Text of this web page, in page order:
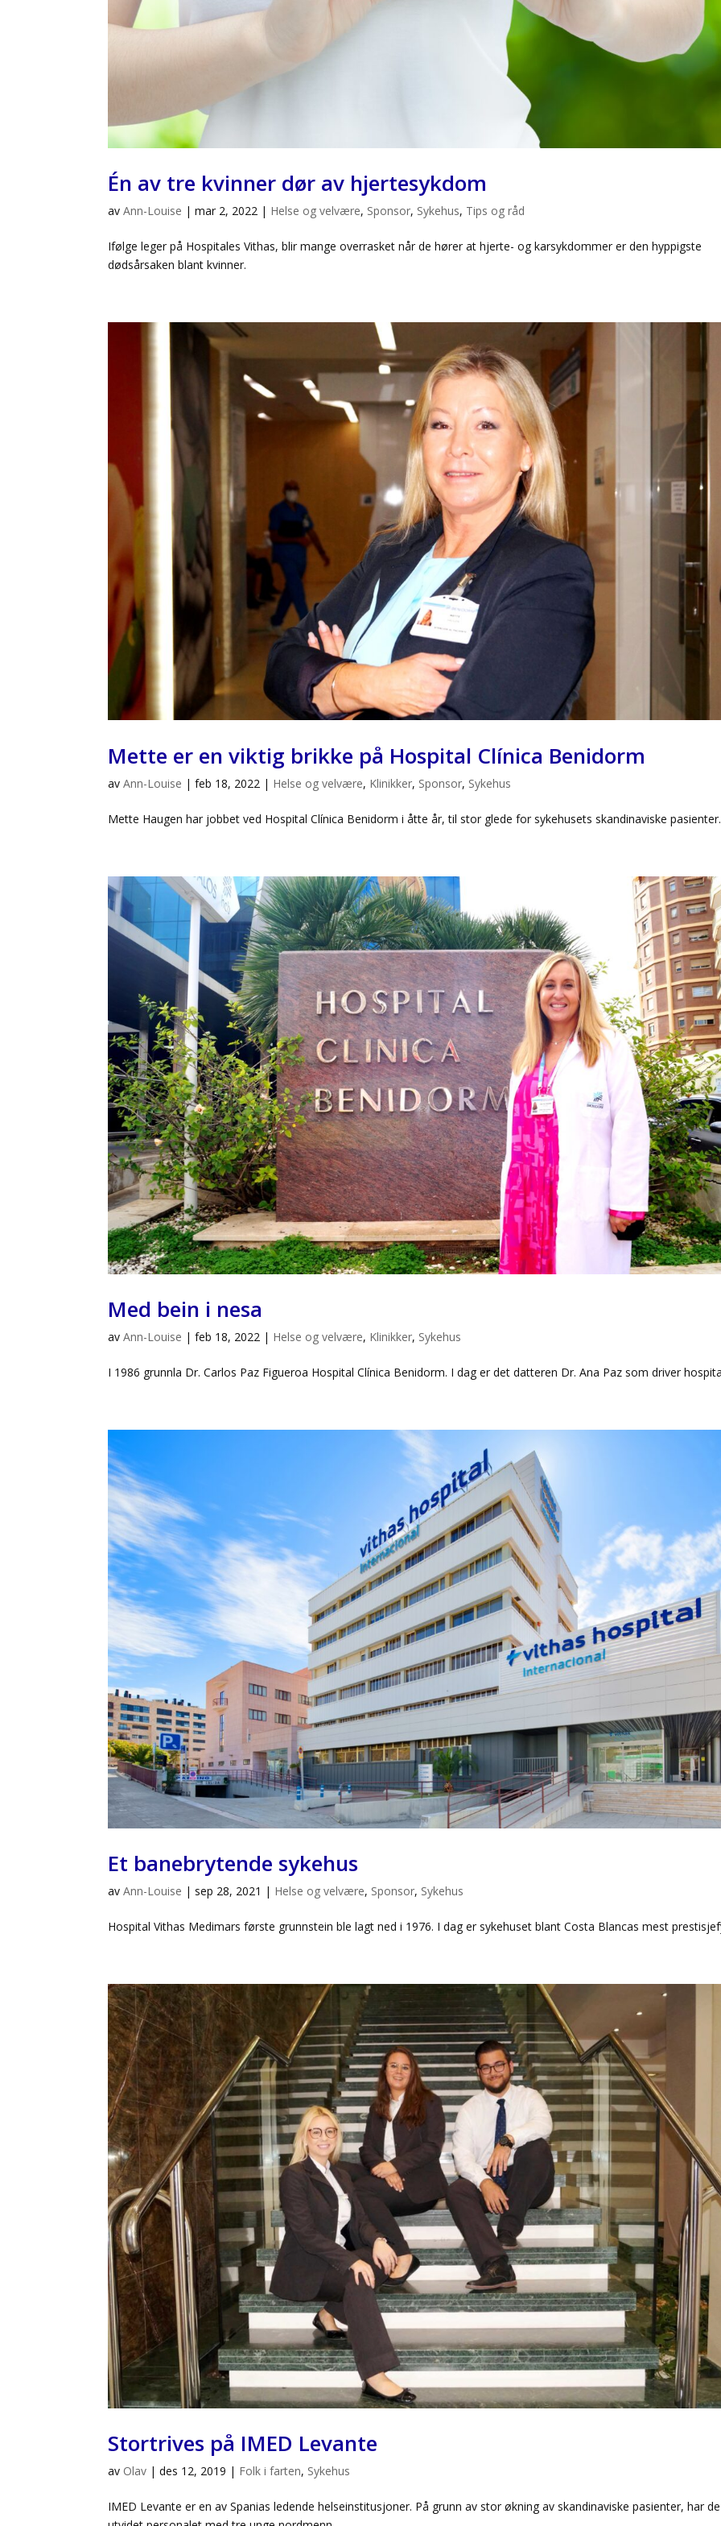
Én av tre kvinner dør av hjertesykdom
avAnn-Louise |mar 2, 2022 | Helse og velvære, Sponsor, Sykehus, Tips og råd
Ifølge leger på Hospitales Vithas, blir mange overrasket når de hører at hjerte- og karsykdommer er den hyppigste
dødsårsaken blant kvinner.
Mette er en viktig brikke på Hospital Clínica Benidorm
avAnn-Louise |feb 18, 2022 | Helse og velvære, Klinikker, Sponsor, Sykehus
Mette Haugen har jobbet ved Hospital Clínica Benidorm i åtte år, til stor glede for sykehusets skandinaviske pasienter.
Med bein i nesa
avAnn-Louise |feb 18, 2022 | Helse og velvære, Klinikker, Sykehus
I 1986 grunnla Dr. Carlos Paz Figueroa Hospital Clínica Benidorm. I dag er det datteren Dr. Ana Paz som driver
Et banebrytende sykehus
avAnn-Louise |sep 28, 2021 | Helse og velvære, Sponsor, Sykehus
Hospital Vithas Medimars første grunnstein ble lagt ned i 1976. I dag er sykehuset blant Costa Blancas mest
Stortrives på IMED Levante
av Olav |des 12, 2019 | Folk i farten, Sykehus
IMED Levante er en av Spanias ledende helseinstitusjoner. På grunn av stor økning av skandinaviske pasienter, har de